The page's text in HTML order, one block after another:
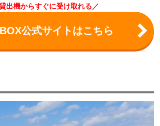
出機からすぐに受け取れる／
公式サイトはこちら